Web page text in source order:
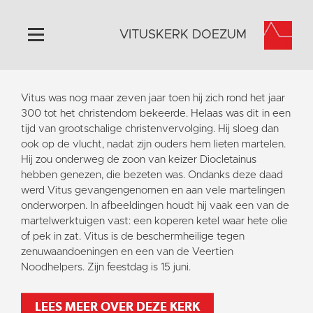
Home
Algemeen
Historie
Omgeving
Activiteiten
Steun ons
Contact
Vaktaal
VITUSKERK DOEZUM
Vitus was nog maar zeven jaar toen hij zich rond het jaar
300 tot het christendom bekeerde. Helaas was dit in een
tijd van grootschalige christenvervolging. Hij sloeg dan
ook op de vlucht, nadat zijn ouders hem lieten martelen.
Hij zou onderweg de zoon van keizer Diocletainus
hebben genezen, die bezeten was. Ondanks deze daad
werd Vitus gevangengenomen en aan vele martelingen
onderworpen. In afbeeldingen houdt hij vaak een van de
martelwerktuigen vast: een koperen ketel waar hete olie
of pek in zat. Vitus is de beschermheilige tegen
zenuwaandoeningen en een van de Veertien
Noodhelpers. Zijn feestdag is 15 juni.
LEES MEER OVER DEZE KERK